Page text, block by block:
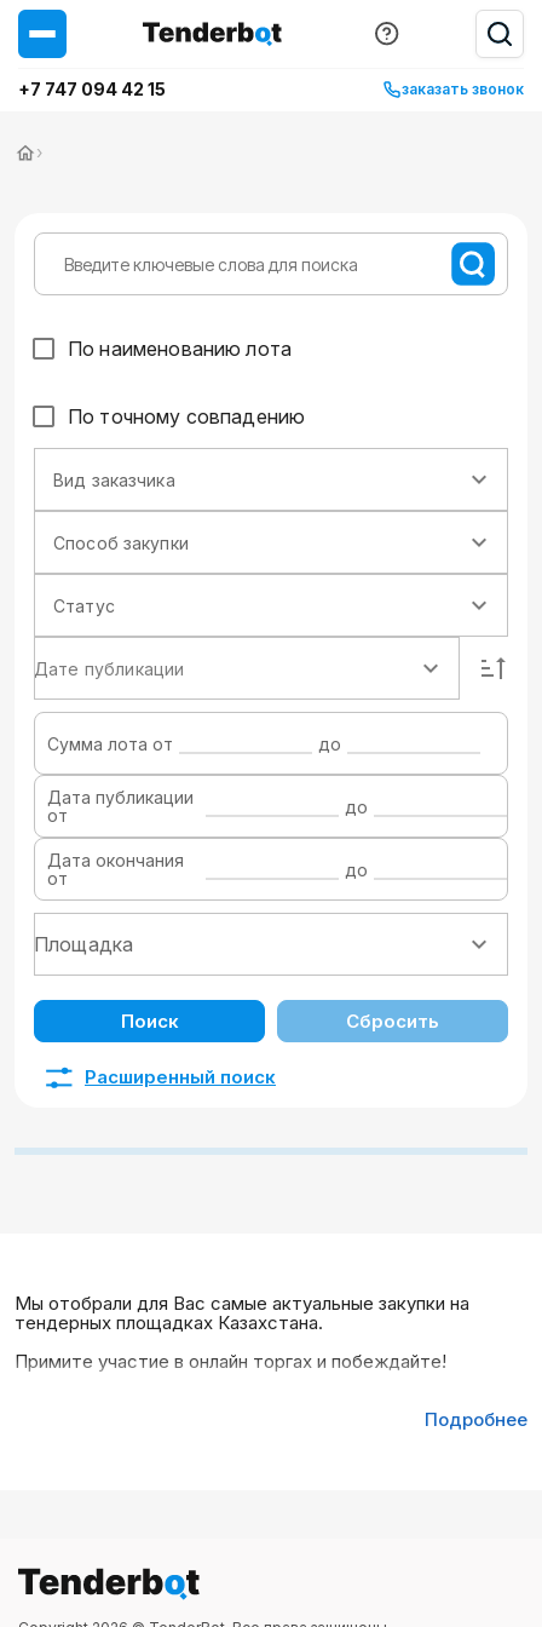
+7 747 094 42 15 заказать звонок
›
По наименованию лота
По точному совпадению
Вид заказчика
Способ закупки
Статус
Дате публикации
Сумма лота от до
Дата публикации
от
до
Дата окончания
от
до
Поиск Сбросить
Расширенный поиск
Мы отобрали для Вас самые актуальные закупки на
тендерных площадках Казахстана.
Примите участие в онлайн торгах и побеждайте!
Подробнее